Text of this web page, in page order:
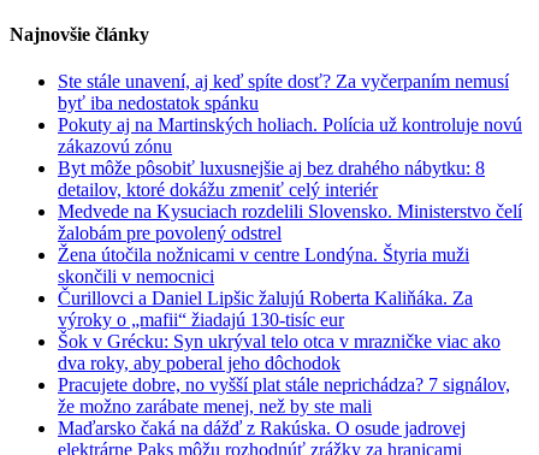
Najnovšie články
Ste stále unavení, aj keď spíte dosť? Za vyčerpaním nemusí
byť iba nedostatok spánku
Pokuty aj na Martinských holiach. Polícia už kontroluje novú
zákazovú zónu
Byt môže pôsobiť luxusnejšie aj bez drahého nábytku: 8
detailov, ktoré dokážu zmeniť celý interiér
Medvede na Kysuciach rozdelili Slovensko. Ministerstvo čelí
žalobám pre povolený odstrel
Žena útočila nožnicami v centre Londýna. Štyria muži
skončili v nemocnici
Čurillovci a Daniel Lipšic žalujú Roberta Kaliňáka. Za
výroky o „mafii“ žiadajú 130-tisíc eur
Šok v Grécku: Syn ukrýval telo otca v mrazničke viac ako
dva roky, aby poberal jeho dôchodok
Pracujete dobre, no vyšší plat stále neprichádza? 7 signálov,
že možno zarábate menej, než by ste mali
Maďarsko čaká na dážď z Rakúska. O osude jadrovej
elektrárne Paks môžu rozhodnúť zrážky za hranicami